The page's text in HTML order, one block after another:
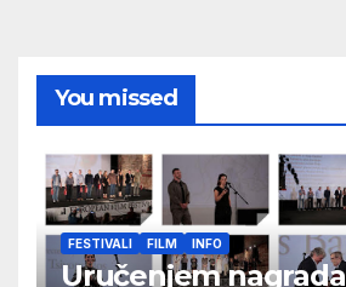
You missed
FESTIVALI FILM INFO
Uručenjem nagrada